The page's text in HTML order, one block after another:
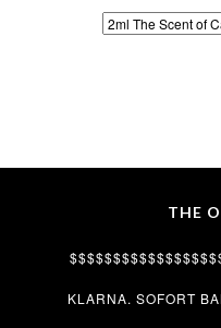
THE
KLARNA. SOFORT